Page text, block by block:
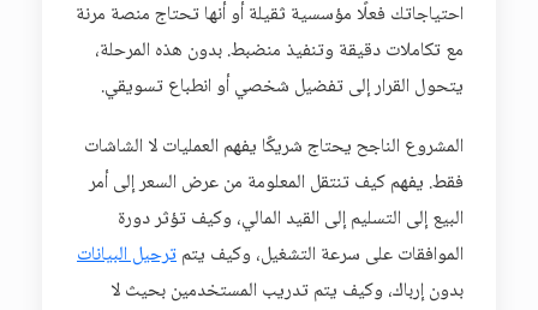
احتياجاتك فعلًا مؤسسية ثقيلة أو أنها تحتاج منصة مرنة
مع تكاملات دقيقة وتنفيذ منضبط. بدون هذه المرحلة،
يتحول القرار إلى تفضيل شخصي أو انطباع تسويقي.
المشروع الناجح يحتاج شريكًا يفهم العمليات لا الشاشات
فقط. يفهم كيف تنتقل المعلومة من عرض السعر إلى أمر
البيع إلى التسليم إلى القيد المالي، وكيف تؤثر دورة
الموافقات على سرعة التشغيل، وكيف يتمترحيل البيانات
بدون إرباك، وكيف يتم تدريب المستخدمين بحيث لا